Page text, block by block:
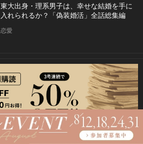
東大出身・理系男子は、幸せな結婚を手に
入れられるか？「偽装婚活」全話総集編
恋愛